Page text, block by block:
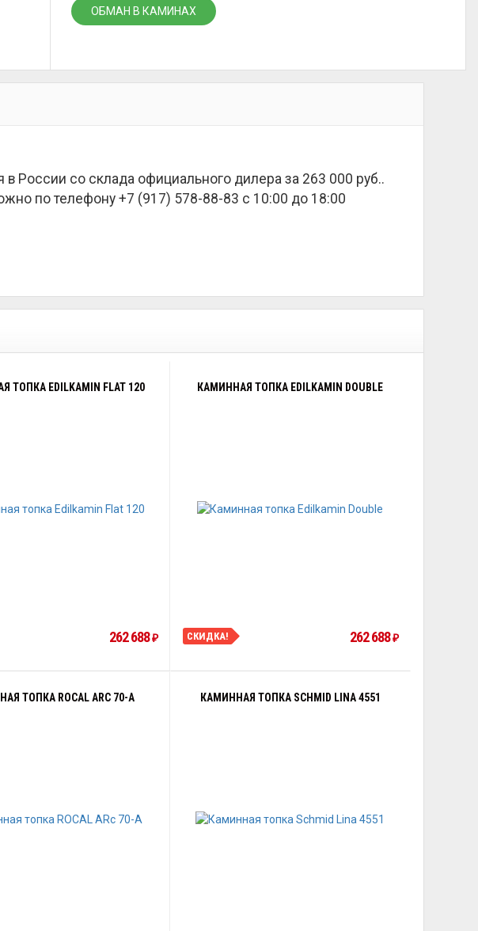
ОБМАН В КАМИНАХ
в России со склада официального дилера за 263 000 руб..
по телефону +7 (917) 578-88-83 с 10:00 до 18:00
ТОПКА EDILKAMIN FLAT 120
262 688 ₽
КАМИННАЯ ТОПКА EDILKAMIN DOUBLE
СКИДКА! 262 688₽
ТОПКА ROCAL ARC 70-A КАМИННАЯ ТОПКА SCHMID LINA 4551